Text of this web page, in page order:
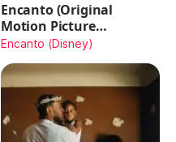
Encanto (Original
Motion Picture
Soundtrack)
Encanto (Disney)